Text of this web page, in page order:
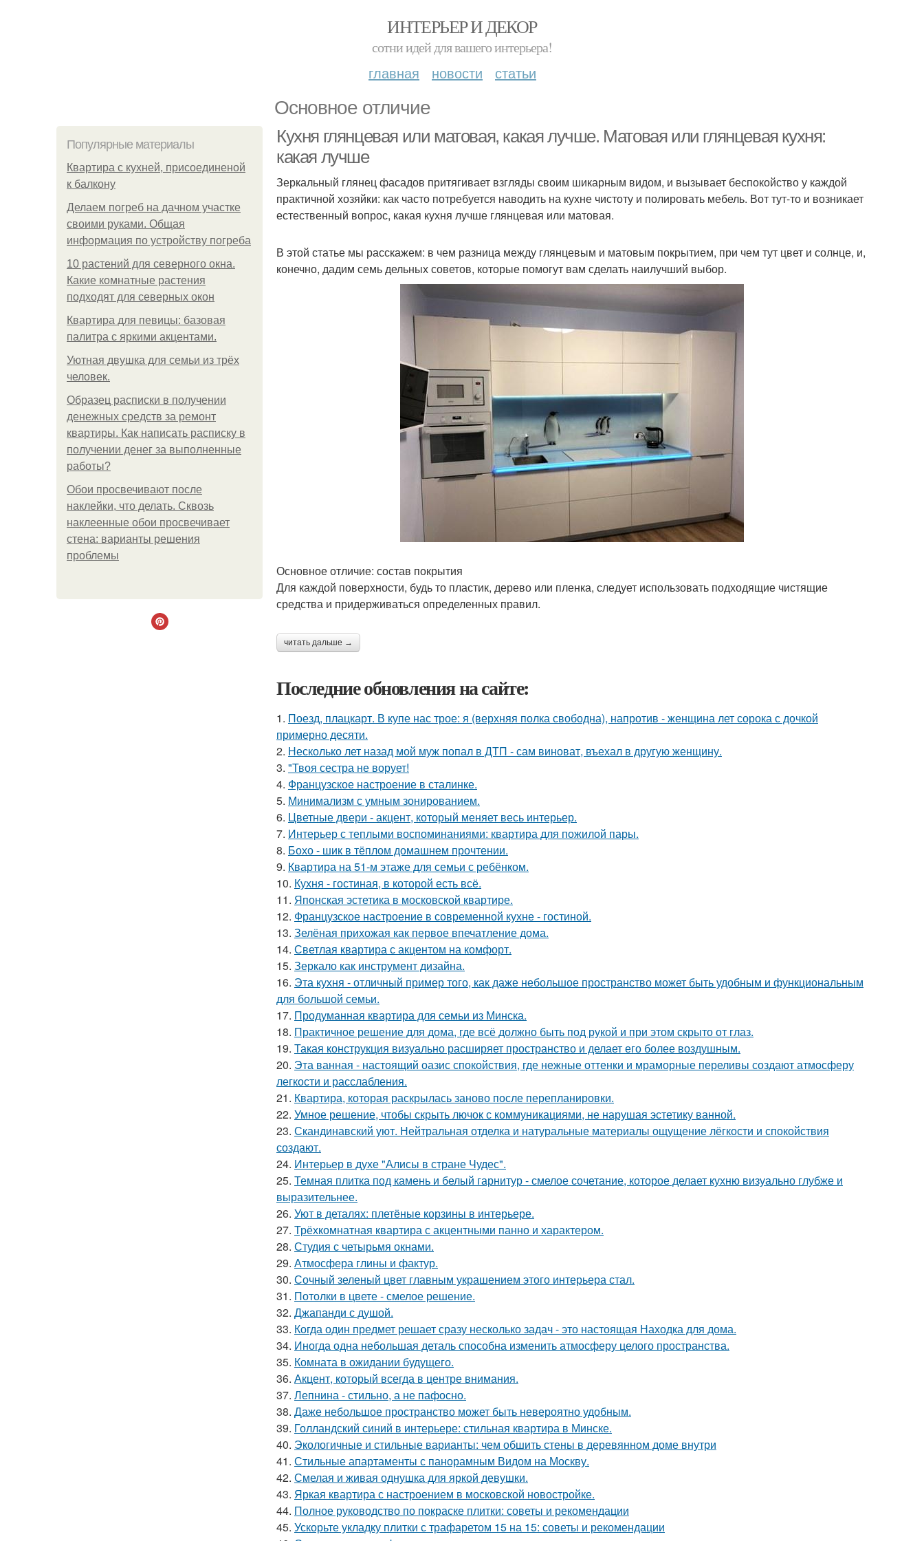
ИНТЕРЬЕР И ДЕКОР
сотни идей для вашего интерьера!
главная новости статьи
Основное отличие
Популярные материалы
Квартира с кухней, присоединеной
к балкону
Делаем погреб на дачном участке
своими руками. Общая
информация по устройству погреба
10 растений для северного окна.
Какие комнатные растения
подходят для северных окон
Квартира для певицы: базовая
палитра с яркими акцентами.
Уютная двушка для семьи из трёх
человек.
Образец расписки в получении
денежных средств за ремонт
квартиры. Как написать расписку в
получении денег за выполненные
работы?
Обои просвечивают после
наклейки, что делать. Сквозь
наклеенные обои просвечивает
стена: варианты решения
проблемы
Кухня глянцевая или матовая, какая лучше. Матовая или глянцевая кухня:
какая лучше
Зеркальный глянец фасадов притягивает взгляды своим шикарным видом, и вызывает беспокойство у каждой
практичной хозяйки: как часто потребуется наводить на кухне чистоту и полировать мебель. Вот тут-то и возникает
естественный вопрос, какая кухня лучше глянцевая или матовая.
В этой статье мы расскажем: в чем разница между глянцевым и матовым покрытием, при чем тут цвет и солнце, и,
конечно, дадим семь дельных советов, которые помогут вам сделать наилучший выбор.
Основное отличие: состав покрытия
Для каждой поверхности, будь то пластик, дерево или пленка, следует использовать подходящие чистящие
средства и придерживаться определенных правил.
читать дальше →
Последние обновления на сайте:
1. Поезд, плацкарт. В купе нас трое: я (верхняя полка свободна), напротив - женщина лет сорока с дочкой
примерно десяти.
2. Несколько лет назад мой муж попал в ДТП - сам виноват, въехал в другую женщину.
3. "Твоя сестра не ворует!
4. Французское настроение в сталинке.
5. Минимализм с умным зонированием.
6. Цветные двери - акцент, который меняет весь интерьер.
7. Интерьер с теплыми воспоминаниями: квартира для пожилой пары.
8. Бохо - шик в тёплом домашнем прочтении.
9. Квартира на 51-м этаже для семьи с ребёнком.
10. Кухня - гостиная, в которой есть всё.
11. Японская эстетика в московской квартире.
12. Французское настроение в современной кухне - гостиной.
13. Зелёная прихожая как первое впечатление дома.
14. Светлая квартира с акцентом на комфорт.
15. Зеркало как инструмент дизайна.
16. Эта кухня - отличный пример того, как даже небольшое пространство может быть удобным и функциональным
для большой семьи.
17. Продуманная квартира для семьи из Минска.
18. Практичное решение для дома, где всё должно быть под рукой и при этом скрыто от глаз.
19. Такая конструкция визуально расширяет пространство и делает его более воздушным.
20. Эта ванная - настоящий оазис спокойствия, где нежные оттенки и мраморные переливы создают атмосферу
легкости и расслабления.
21. Квартира, которая раскрылась заново после перепланировки.
22. Умное решение, чтобы скрыть лючок с коммуникациями, не нарушая эстетику ванной.
23. Скандинавский уют. Нейтральная отделка и натуральные материалы ощущение лёгкости и спокойствия
создают.
24. Интерьер в духе "Алисы в стране Чудес".
25. Темная плитка под камень и белый гарнитур - смелое сочетание, которое делает кухню визуально глубже и
выразительнее.
26. Уют в деталях: плетёные корзины в интерьере.
27. Трёхкомнатная квартира с акцентными панно и характером.
28. Студия с четырьмя окнами.
29. Атмосфера глины и фактур.
30. Сочный зеленый цвет главным украшением этого интерьера стал.
31. Потолки в цвете - смелое решение.
32. Джапанди с душой.
33. Когда один предмет решает сразу несколько задач - это настоящая Находка для дома.
34. Иногда одна небольшая деталь способна изменить атмосферу целого пространства.
35. Комната в ожидании будущего.
36. Акцент, который всегда в центре внимания.
37. Лепнина - стильно, а не пафосно.
38. Даже небольшое пространство может быть невероятно удобным.
39. Голландский синий в интерьере: стильная квартира в Минске.
40. Экологичные и стильные варианты: чем обшить стены в деревянном доме внутри
41. Стильные апартаменты с панорамным Видом на Москву.
42. Смелая и живая однушка для яркой девушки.
43. Яркая квартира с настроением в московской новостройке.
44. Полное руководство по покраске плитки: советы и рекомендации
45. Ускорьте укладку плитки с трафаретом 15 на 15: советы и рекомендации